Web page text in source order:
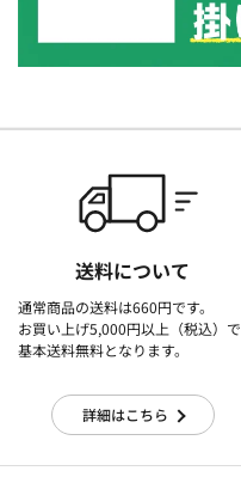
送料について
通常商品の送料は660円です。
お買い上げ5,000円以上（税込）で
基本送料無料となります。
詳細はこちら